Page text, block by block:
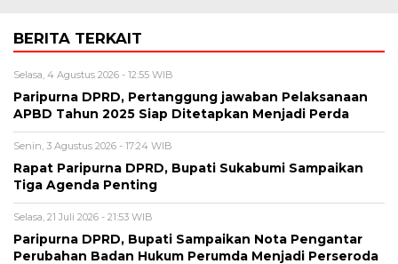
BERITA TERKAIT
Selasa, 4 Agustus 2026 - 12:55 WIB
Paripurna DPRD, Pertanggung jawaban Pelaksanaan
APBD Tahun 2025 Siap Ditetapkan Menjadi Perda
Senin, 3 Agustus 2026 - 17:24 WIB
Rapat Paripurna DPRD, Bupati Sukabumi Sampaikan
Tiga Agenda Penting
Selasa, 21 Juli 2026 - 21:53 WIB
Paripurna DPRD, Bupati Sampaikan Nota Pengantar
Perubahan Badan Hukum Perumda Menjadi Perseroda